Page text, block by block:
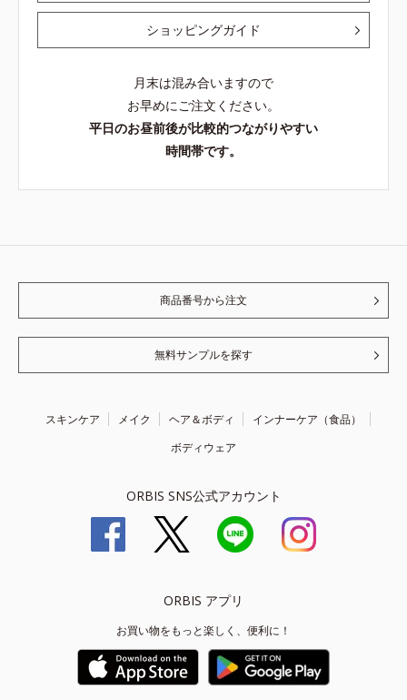
ショッピングガイド
月末は混み合いますので
お早めにご注文ください。
平日のお昼前後が比較的つながりやすい
時間帯です。
商品番号から注文
無料サンプルを探す
スキンケア メイク ヘア＆ボディ
インナーケア（食品）
ボディウェア
ORBIS SNS公式アカウント
ORBIS アプリ
お買い物をもっと楽しく、便利に！